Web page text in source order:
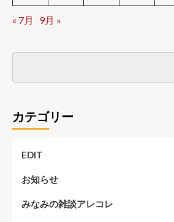
« 7月 9月 »
カテゴリー
EDIT
お知らせ
みなみの雑談アレコレ